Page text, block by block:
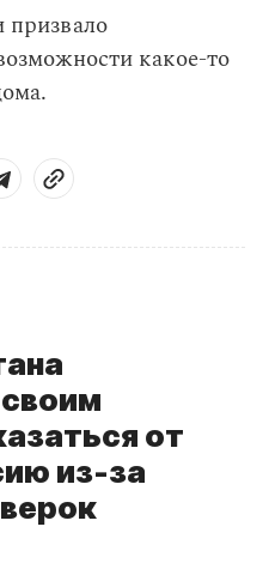
призвало
какое-то
от
из-за